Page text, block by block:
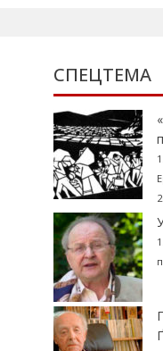
СПЕЦТЕМА